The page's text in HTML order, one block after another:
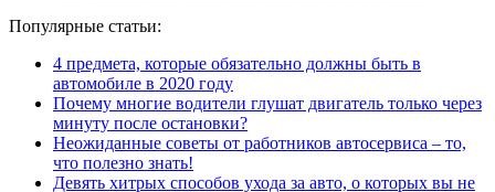
Популярные статьи:
4 предмета, которые обязательно должны быть в
автомобиле в 2020 году
Почему многие водители глушат двигатель только через
минуту после остановки?
Неожиданные советы от работников автосервиса – то,
что полезно знать!
Девять хитрых способов ухода за авто, о которых вы не